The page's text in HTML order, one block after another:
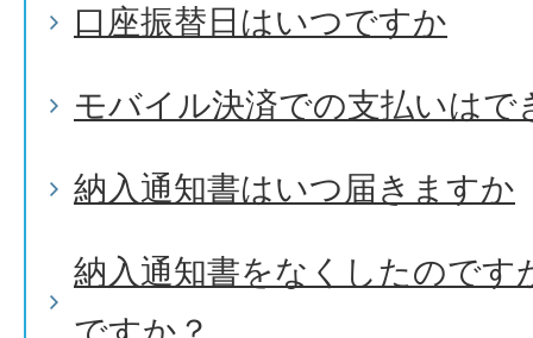
口座振替日はいつですか
モバイル決済での支払いはで
納入通知書はいつ届きますか
納入通知書をなくしたのです